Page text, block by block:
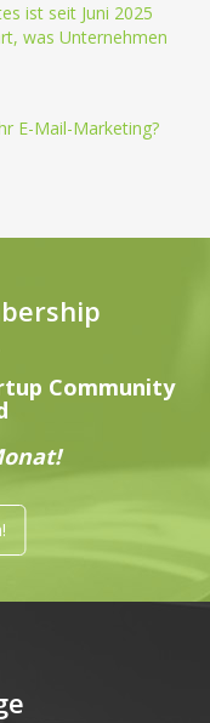
ist seit Juni 2025
was Unternehmen
E-Mail-Marketing?
Community